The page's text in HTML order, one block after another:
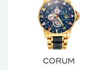
CORUM